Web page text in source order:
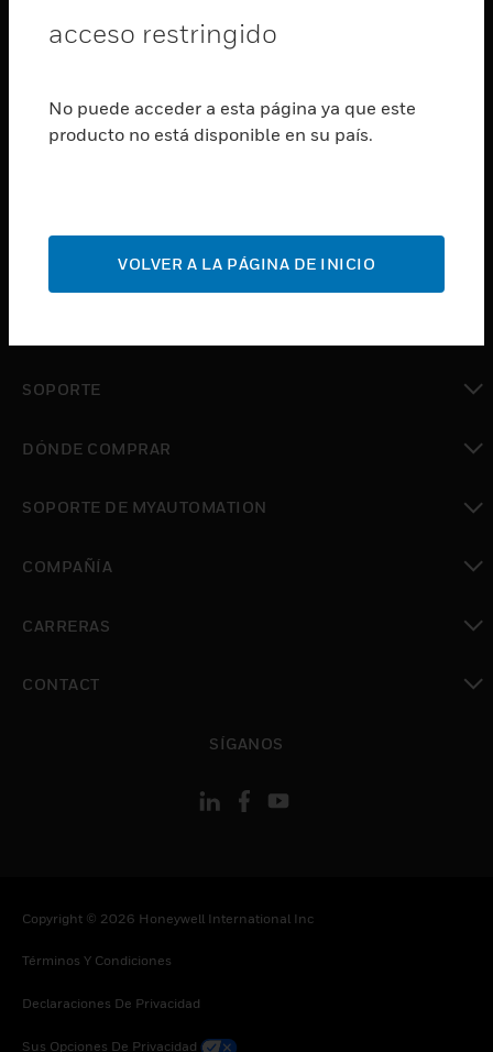
Cambiar vista
SOPORTE
DÓNDE COMPRAR
SOPORTE DE MYAUTOMATION
COMPAÑÍA
CARRERAS
CONTACT
SÍGANOS
Copyright © 2026 Honeywell International Inc
Términos Y Condiciones
Declaraciones De Privacidad
Sus Opciones De Privacidad
acceso restringido
No puede acceder a esta página ya que este
producto no está disponible en su país.
VOLVER A LA PÁGINA DE INICIO